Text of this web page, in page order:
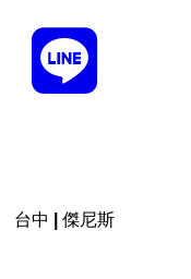
台中 | 傑尼斯